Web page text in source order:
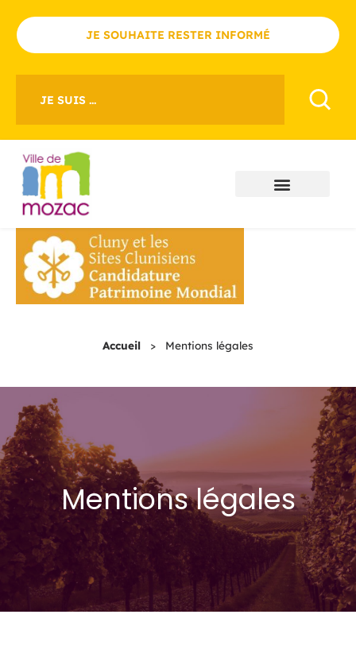
JE SOUHAITE RESTER INFORMÉ
JE SUIS ...
Accueil > Mentions légales
Mentions légales